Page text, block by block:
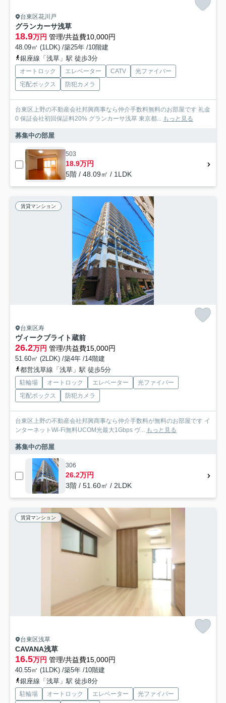
台東区花川戸
グランカーサ浅草
18.9万円 管理/共益費10,000円
48.09㎡ (1LDK) /築25年 /10階建
銀座線「浅草」駅 徒歩3分
オートロック エレベーター CATV
光ファイバー
宅配ボックス
防犯カメラ
台東区上野の不動産会社邦興商事なら仲介手数料無料のお部屋です 礼金
0 保証会社初回保証料20% グランカーサ浅草 東京都... もっと見る
募集中の部屋
503
18.9万円
5階 / 48.09㎡ / 1LDK
賃貸マンション
台東区寿
ヴィークブライト蔵前
26.2万円 管理/共益費15,000円
51.60㎡ (2LDK) /築4年 /14階建
都営浅草線「浅草」駅 徒歩5分
駐輪場 オートロック エレベーター
光ファイバー
宅配ボックス
防犯カメラ
台東区上野の不動産会社邦興商事なら仲介手数料が無料のお部屋です イ
ンターネットWi-Fi無料UCOM光最大1Gbps ヴ... もっと見る
募集中の部屋
306
26.2万円
3階 / 51.60㎡ / 2LDK
賃貸マンション
台東区浅草
CAVANA浅草
16.5万円 管理/共益費15,000円
40.55㎡ (1LDK) /築5年 /10階建
銀座線「浅草」駅 徒歩8分
駐輪場 オートロック エレベーター
光ファイバー